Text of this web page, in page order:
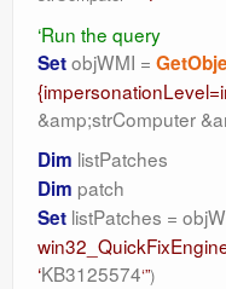
‘Run the query
SetobjWMI =
&amp;strComputer
Dim listPatches
Dim patch
Set listPatches =
‘KB3125574‘”)